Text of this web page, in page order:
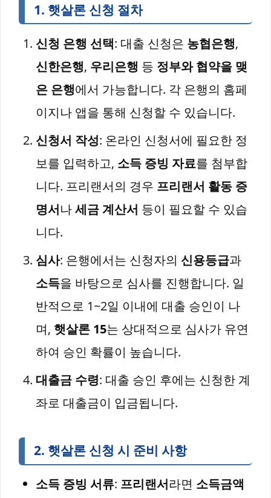
1. 햇살론 신청 절차
신청 은행 선택: 대출 신청은 농협은행,
신한은행, 우리은행 등 정부와 협약을 맺
은 은행에서 가능합니다. 각 은행의 홈페
이지나 앱을 통해 신청할 수 있습니다.
신청서 작성: 온라인 신청서에 필요한 정
보를 입력하고, 소득 증빙 자료를 첨부합
니다. 프리랜서의 경우 프리랜서 활동 증
명서나세금 계산서 등이 필요할 수 있습
니다.
심사: 은행에서는 신청자의 신용등급과
소득을 바탕으로 심사를 진행합니다. 일
반적으로 1~2일 이내에 대출 승인이 나
며, 햇살론 15는 상대적으로 심사가 유연
하여 승인 확률이 높습니다.
대출금 수령: 대출 승인 후에는 신청한 계
좌로 대출금이 입금됩니다.
2. 햇살론 신청 시 준비 사항
소득 증빙 서류: 프리랜서라면 소득금액